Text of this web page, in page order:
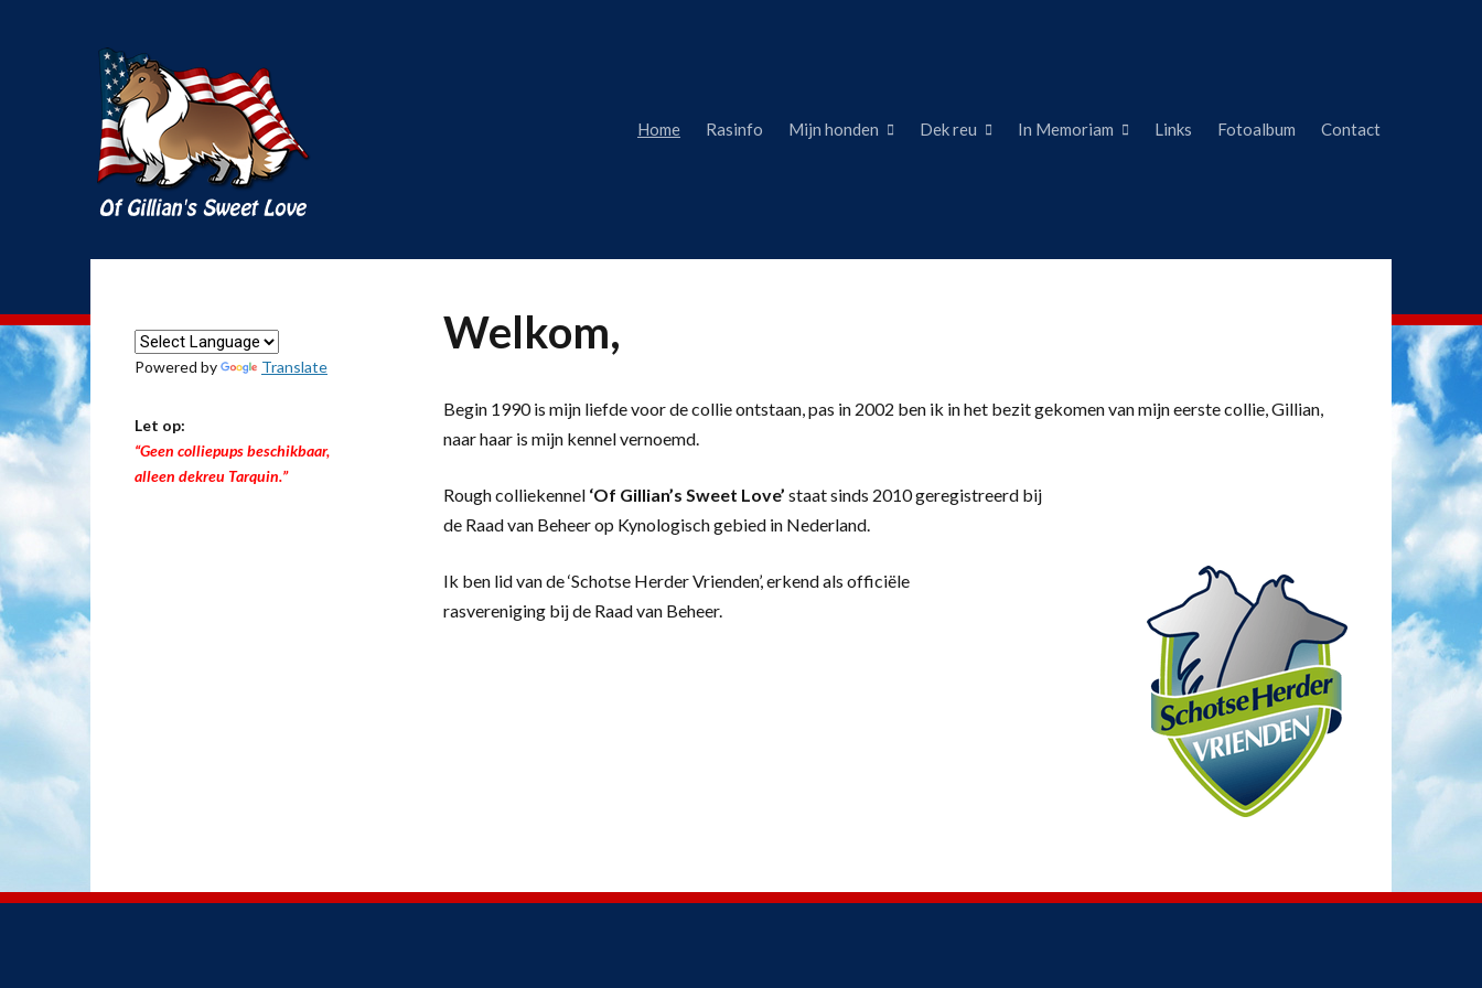
Home Rasinfo Mijn honden Dek reu In Memoriam Links Fotoalbum Contact
Welkom,
Begin 1990 is mijn liefde voor de collie ontstaan, pas in 2002 ben ik in het bezit gekomen van mijn eerste collie, Gillian,
naar haar is mijn kennel vernoemd.
Rough colliekennel ‘Of Gillian’s Sweet Love’ staat sinds 2010 geregistreerd bij
de Raad van Beheer op Kynologisch gebied in Nederland.
Ik ben lid van de ‘Schotse Herder Vrienden’, erkend als officiële
rasvereniging bij de Raad van Beheer.
Powered by Translate
Let op:
“Geen colliepups beschikbaar,
alleen dekreu Tarquin.”